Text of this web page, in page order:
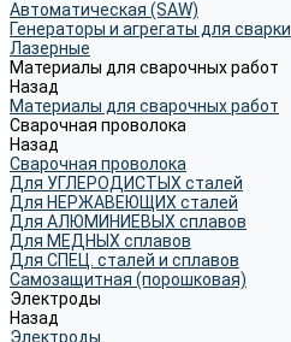
Автоматическая (SAW)
Генераторы и агрегаты для сварки
Лазерные
Материалы для сварочных работ
Назад
Материалы для сварочных работ
Сварочная проволока
Назад
Сварочная проволока
Для УГЛЕРОДИСТЫХ сталей
Для НЕРЖАВЕЮЩИХ сталей
Для АЛЮМИНИЕВЫХ сплавов
Для МЕДНЫХ сплавов
Для СПЕЦ. сталей и сплавов
Самозащитная (порошковая)
Электроды
Назад
Электроды